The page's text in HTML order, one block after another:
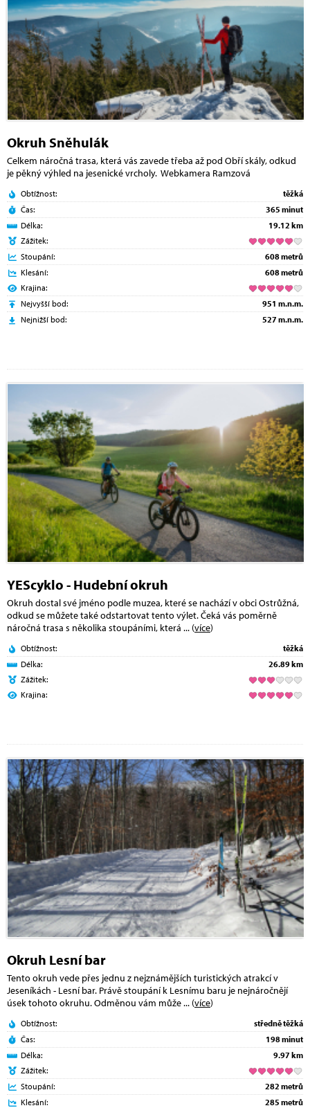
Okruh Sněhulák
Celkem náročná trasa, která vás zavede třeba až pod Obří skály, odkud
je pěkný výhled na jesenické vrcholy. Webkamera Ramzová
Obtížnost:
těžká
Čas:
365 minut
Délka:
19.12 km
Zážitek:
Stoupání:
608 metrů
Klesání:
608 metrů
Krajina:
Nejvyšší bod:
951 m.n.m.
Nejnižší bod:
527 m.n.m.
YEScyklo - Hudební okruh
Okruh dostal své jméno podle muzea, které se nachází v obci Ostrůžná,
odkud se můžete také odstartovat tento výlet. Čeká vás poměrně
náročná trasa s několika stoupáními, která ... (více)
Obtížnost:
těžká
Délka:
26.89 km
Zážitek:
Krajina:
Okruh Lesní bar
Tento okruh vede přes jednu z nejznámějších turistických atrakcí v
Jeseníkách - Lesní bar. Právě stoupání k Lesnímu baru je nejnáročnějí
úsek tohoto okruhu. Odměnou vám může... (více)
Obtížnost:
středně těžká
Čas:
198 minut
Délka:
9.97 km
Zážitek:
Stoupání:
282 metrů
Klesání:
285 metrů